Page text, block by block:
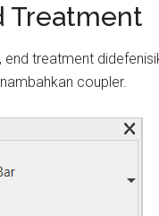
Treatment
end treatment
coupler.